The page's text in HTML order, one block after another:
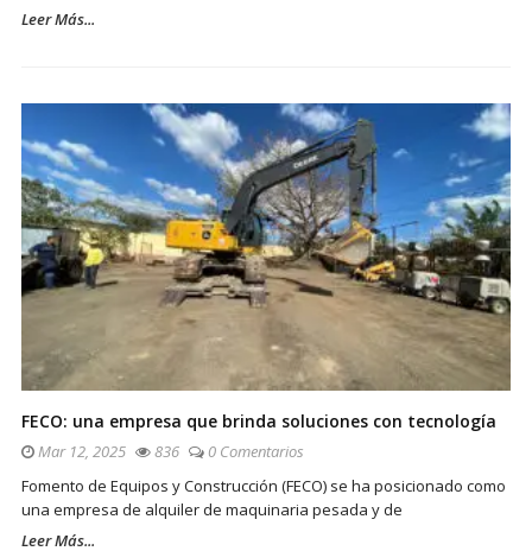
Leer Más...
FECO: una empresa que brinda soluciones con tecnología
Mar 12, 2025 836
0 Comentarios
Fomento de Equipos y Construcción (FECO) se ha posicionado como
una empresa de alquiler de maquinaria pesada y de
Leer Más...